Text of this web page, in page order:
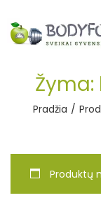
Žyma:
Pradžia /
Produktų